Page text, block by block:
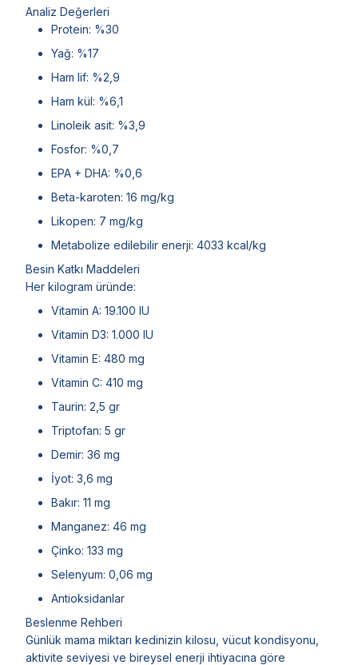
Analiz Değerleri
Protein: %30
Yağ: %17
Ham lif: %2,9
Ham kül: %6,1
Linoleik asit: %3,9
Fosfor: %0,7
EPA + DHA: %0,6
Beta-karoten: 16 mg/kg
Likopen: 7 mg/kg
Metabolize edilebilir enerji: 4033 kcal/kg
Besin Katkı Maddeleri
Her kilogram üründe:
Vitamin A: 19.100 IU
Vitamin D3: 1.000 IU
Vitamin E: 480 mg
Vitamin C: 410 mg
Taurin: 2,5 gr
Triptofan: 5 gr
Demir: 36 mg
İyot: 3,6 mg
Bakır: 11 mg
Manganez: 46 mg
Çinko: 133 mg
Selenyum: 0,06 mg
Antioksidanlar
Beslenme Rehberi
Günlük mama miktarı kedinizin kilosu, vücut kondisyonu,
aktivite seviyesi ve bireysel enerji ihtiyacına göre